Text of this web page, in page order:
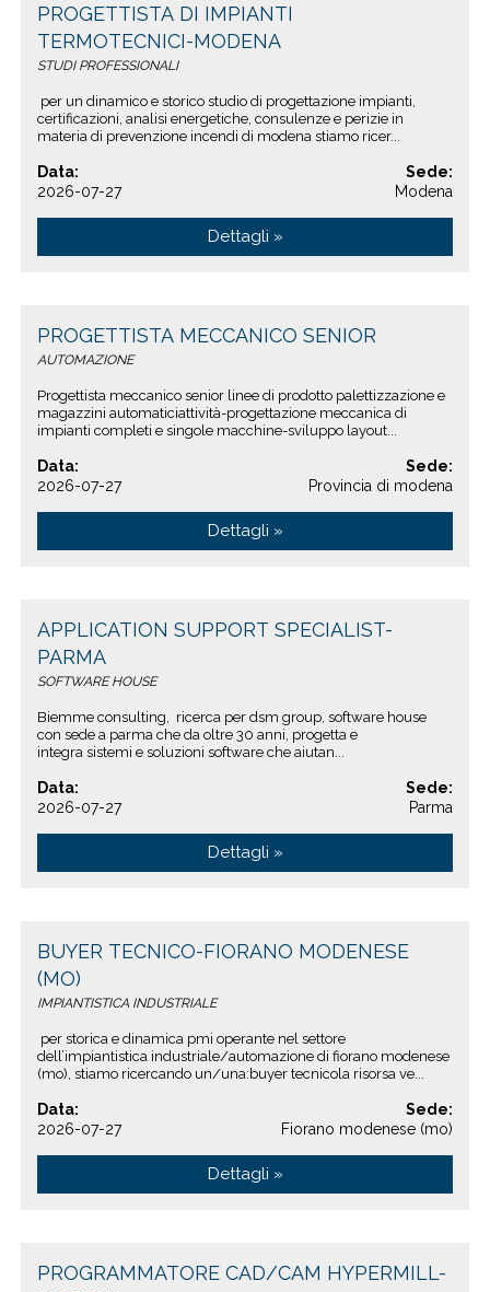
PROGETTISTA DI IMPIANTI
TERMOTECNICI-MODENA
STUDI PROFESSIONALI
per un dinamico e storico studio di progettazione impianti,
certificazioni, analisi energetiche, consulenze e perizie in
materia di prevenzione incendi di modena stiamo ricer...
Data:
2026-07-27
Sede:
Modena
Dettagli »
PROGETTISTA MECCANICO SENIOR
AUTOMAZIONE
Progettista meccanico senior linee di prodotto palettizzazione e
magazzini automaticiattività-progettazione meccanica di
impianti completi e singole macchine-sviluppo layout...
Data:
2026-07-27
Sede:
Provincia di modena
Dettagli »
APPLICATION SUPPORT SPECIALIST-
PARMA
SOFTWARE HOUSE
Biemme consulting, ricerca per dsm group, software house
con sede a parma che da oltre 30 anni, progetta e
integra sistemi e soluzioni software che aiutan...
Data:
2026-07-27
Sede:
Parma
Dettagli »
BUYER TECNICO-FIORANO MODENESE
(MO)
IMPIANTISTICA INDUSTRIALE
per storica e dinamica pmi operante nel settore
dell’impiantistica industriale/automazione di fiorano modenese
(mo), stiamo ricercando un/una:buyer tecnicola risorsa ve...
Data:
2026-07-27
Sede:
Fiorano modenese (mo)
Dettagli »
PROGRAMMATORE CAD/CAM HYPERMILL-